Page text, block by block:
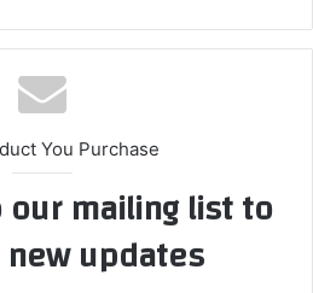
You Purchase
mailing list to
updates!